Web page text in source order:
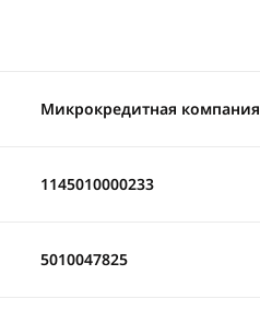
Микрокредитная компания
1145010000233
5010047825